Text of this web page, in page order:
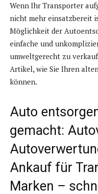
Wenn Ihr Transporter
nicht mehr einsatzbereit
Möglichkeit der
einfache und
umweltgerecht zu
Artikel, wie Sie Ihren
können.
Auto
gemacht:
Ankauf für
Marken –